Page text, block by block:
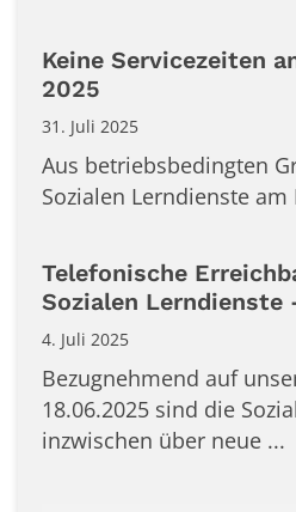
Keine Servicezeiten
2025
31. Juli 2025
Aus betriebsbedingten
Sozialen Lerndienste am
Telefonische
Sozialen Lerndienste
4. Juli 2025
Bezugnehmend auf
18.06.2025 sind die
inzwischen über neue ...